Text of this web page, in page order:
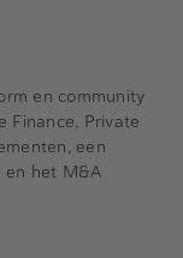
en community
Finance, Private
een
en het M&A